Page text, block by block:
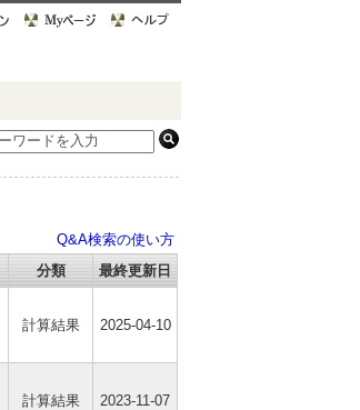
Q&A検索の使い方
分類 最終更新日
計算結果 2025-04-10
計算結果 2023-11-07